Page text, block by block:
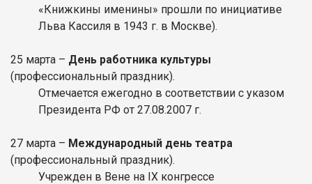
«Книжкины именины» прошли по инициативе
Льва Кассиля в 1943 г. в Москве).
25 марта – День работника культуры
(профессиональный праздник).
Отмечается ежегодно в соответствии с указом
Президента РФ от 27.08.2007 г.
27 марта – Международный день театра
(профессиональный праздник).
Учрежден в Вене на IX конгрессе